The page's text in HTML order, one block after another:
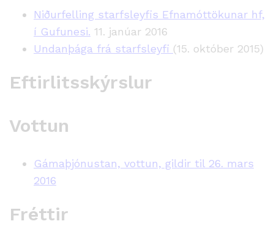
Niðurfelling starfsleyfis Efnamóttökunar hf,
í Gufunesi. 11. janúar 2016
Undanþága frá starfsleyfi (15. október 2015)
Eftirlitsskýrslur
Vottun
Gámaþjónustan, vottun, gildir til 26. mars
2016
Fréttir